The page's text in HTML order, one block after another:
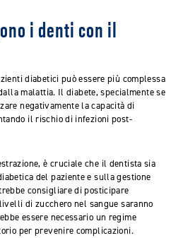
i denti con il
diabetici può essere più complessa
malattia. Il diabete, specialmente se
negativamente la capacità di
il rischio di infezioni post-
è cruciale che il dentista sia
del paziente e sulla gestione
consigliare di posticipare
di zucchero nel sangue saranno
essere necessario un regime
per prevenire complicazioni.